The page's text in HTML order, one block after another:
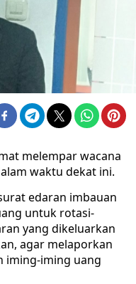
melempar wacana
waktu dekat ini.
edaran imbauan
untuk rotasi-
yang dikeluarkan
agar melaporkan
iming-iming uang